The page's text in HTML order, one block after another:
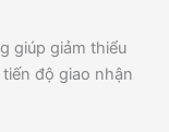
giúp giảm thiểu
độ giao nhận